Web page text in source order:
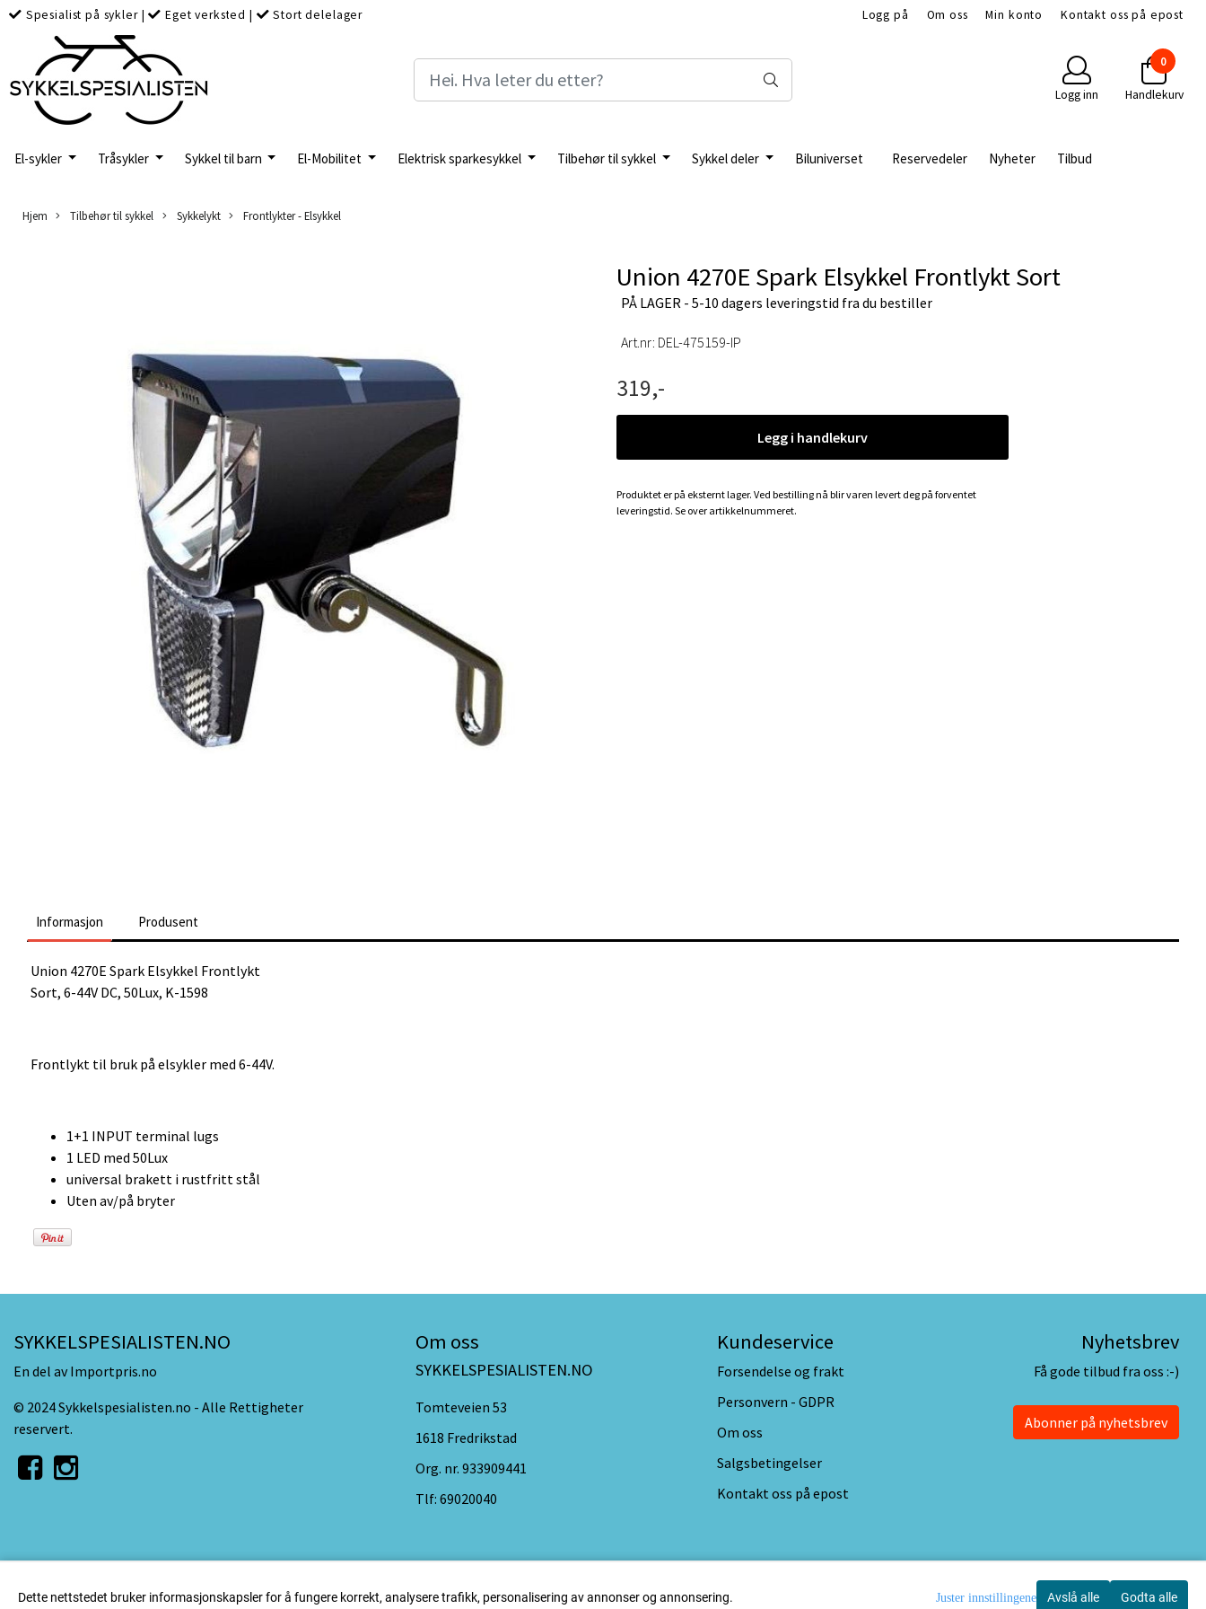
Spesialist på sykler| Eget verksted | Stort delelager Logg på Om oss Min konto Kontakt oss på epost
Logg inn
0
Handlekurv
El-sykler Tråsykler Sykkel til barn El-Mobilitet Elektrisk sparkesykkel Tilbehør til sykkel Sykkel deler Biluniverset Reservedeler Nyheter Tilbud
Hjem Tilbehør til sykkel Sykkelykt Frontlykter - Elsykkel
Union 4270E Spark Elsykkel Frontlykt Sort
PÅ LAGER - 5-10 dagers leveringstid fra du bestiller
Art.nr: DEL-475159-IP
319,-
Legg i handlekurv
Produktet er på eksternt lager. Ved bestilling nå blir varen levert deg på forventet
leveringstid. Se over artikkelnummeret.
Informasjon Produsent
Union 4270E Spark Elsykkel Frontlykt
Sort, 6-44V DC, 50Lux, K-1598
Frontlykt til bruk på elsykler med 6-44V.
1+1 INPUT terminal lugs
1 LED med 50Lux
universal brakett i rustfritt stål
Uten av/på bryter
Dette nettstedet bruker informasjonskapsler for å fungere korrekt, analysere trafikk, personalisering av annonser og annonsering. Avslå alle Godta alle
Juster innstillingene
SYKKELSPESIALISTEN.NO
En del av Importpris.no
© 2024 Sykkelspesialisten.no - Alle Rettigheter
reservert.
Om oss
SYKKELSPESIALISTEN.NO
Tomteveien 53
1618 Fredrikstad
Org. nr. 933909441
Tlf: 69020040
Kundeservice
Forsendelse og frakt
Personvern - GDPR
Om oss
Salgsbetingelser
Kontakt oss på epost
Nyhetsbrev
Få gode tilbud fra oss :-)
Abonner på nyhetsbrev